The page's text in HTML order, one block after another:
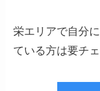
栄エリアで自分
ている方は要チェ